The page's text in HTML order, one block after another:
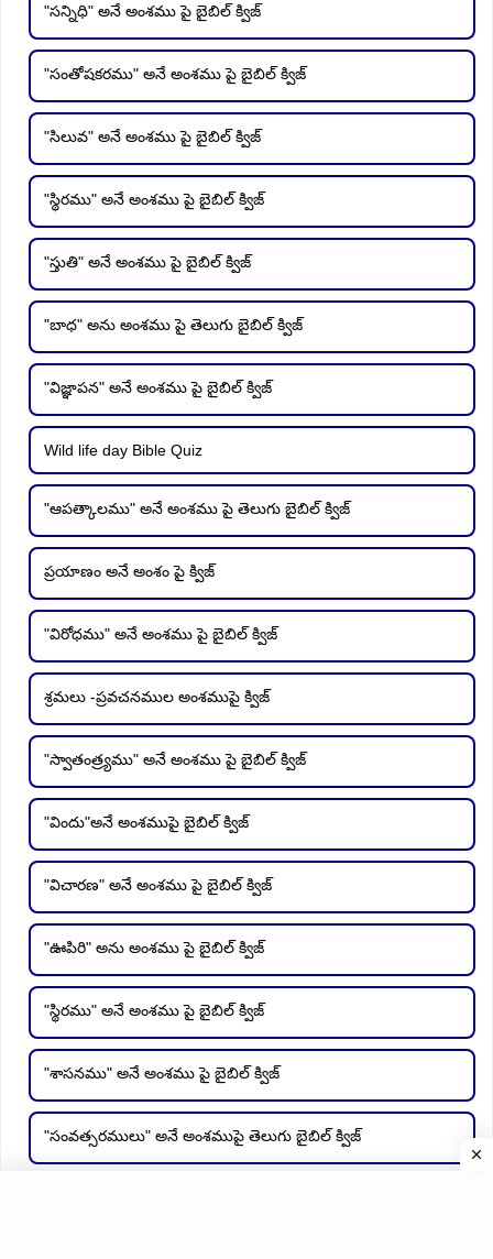
"సన్నిధి" అనే అంశము పై బైబిల్ క్విజ్
"సంతోషకరము" అనే అంశము పై బైబిల్ క్విజ్
"సిలువ" అనే అంశము పై బైబిల్ క్విజ్
"స్థిరము" అనే అంశము పై బైబిల్ క్విజ్
"స్తుతి" అనే అంశము పై బైబిల్ క్విజ్
"బాధ" అను అంశము పై తెలుగు బైబిల్ క్విజ్
"విజ్ఞాపన" అనే అంశము పై బైబిల్ క్విజ్
Wild life day Bible Quiz
"ఆపత్కాలము" అనే అంశము పై తెలుగు బైబిల్ క్విజ్
ప్రయాణం అనే అంశం పై క్విజ్
"విరోధము" అనే అంశము పై బైబిల్ క్విజ్
శ్రమలు -ప్రవచనముల అంశముపై క్విజ్
"స్వాతంత్ర్యము" అనే అంశము పై బైబిల్ క్విజ్
"విందు"అనే అంశముపై బైబిల్ క్విజ్
"విచారణ" అనే అంశము పై బైబిల్ క్విజ్
"ఊపిరి" అను అంశము పై బైబిల్ క్విజ్
"స్థిరము" అనే అంశము పై బైబిల్ క్విజ్
"శాసనము" అనే అంశము పై బైబిల్ క్విజ్
"సంవత్సరములు" అనే అంశముపై తెలుగు బైబిల్ క్విజ్